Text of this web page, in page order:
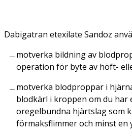
Dabigatran etexilate Sandoz
motverka bildning av
operation för byte av höft-
motverka blodproppar i
blodkärl i kroppen om du har
oregelbundna hjärtslag som
förmaksflimmer och minst